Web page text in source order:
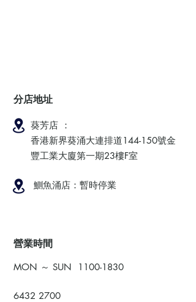
分店地址
葵芳店 ：
香港新界葵涌大連排道144-150號金
豐工業大廈第一期23樓F室
鰂魚涌店：暫時停業
​營業時間
MON ～ SUN 1100-1830
6432 2700